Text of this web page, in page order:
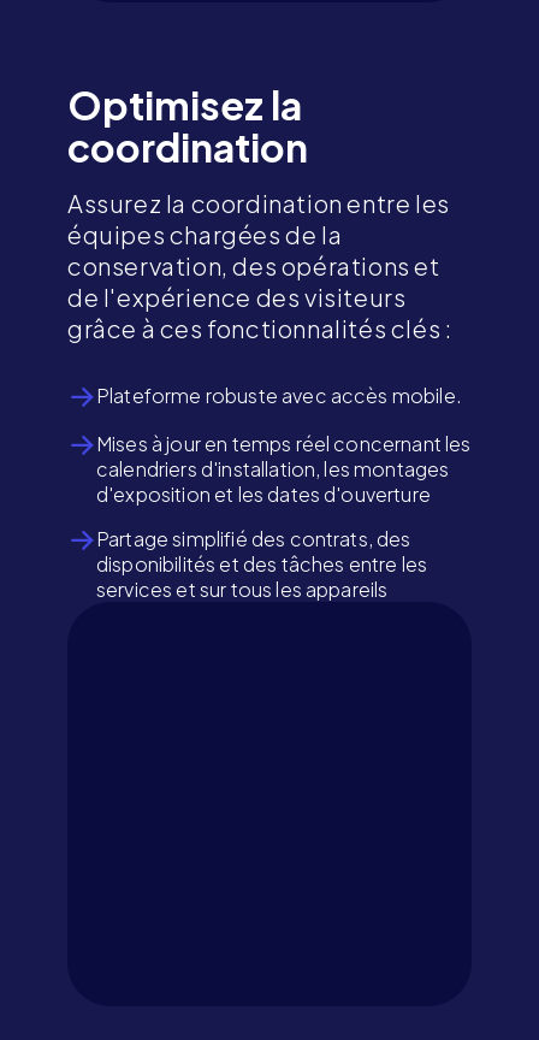
Optimisez la
coordination
Assurez la coordination entre les
équipes chargées de la
conservation, des opérations et
de l'expérience des visiteurs
grâce à ces fonctionnalités clés :
Plateforme robuste avec accès mobile.
Mises à jour en temps réel concernant les
calendriers d'installation, les montages
d'exposition et les dates d'ouverture
Partage simplifié des contrats, des
disponibilités et des tâches entre les
services et sur tous les appareils